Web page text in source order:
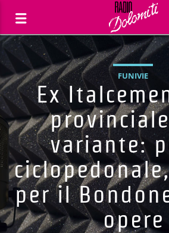
Traccia corrente
FUNIVIE
Ex
variante:
per il
opere